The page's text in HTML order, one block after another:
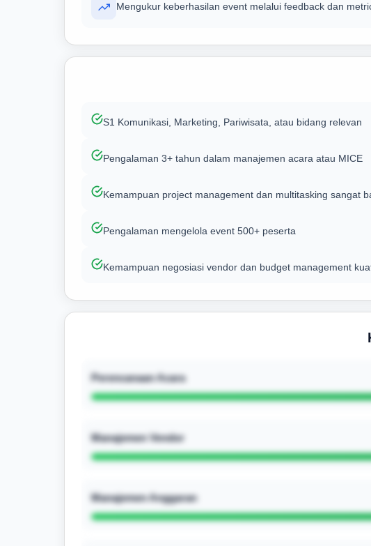
Mengukur keberhasilan event melalui feedback dan
S1 Komunikasi, Marketing, Pariwisata, atau bidang relevan
Pengalaman 3+ tahun dalam manajemen acara atau MICE
Kemampuan project management dan multitasking sangat
Pengalaman mengelola event 500+ peserta
Kemampuan negosiasi vendor dan budget management
Perencanaan Acara
Manajemen Vendor
Manajemen Anggaran